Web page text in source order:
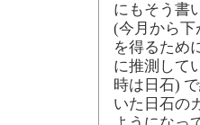
にもそう書
(今月から下
を得るため
に推測して
時は日石)
いた日石の